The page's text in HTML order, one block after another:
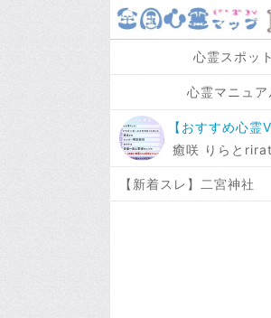
心霊スポット
心霊マニュア
【おすすめ心霊
癒咲 りらと
【新着スレ】二宮神社